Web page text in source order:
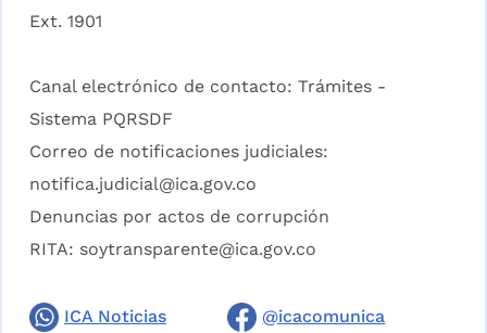
Ext. 1901
Canal electrónico de contacto: Trámites -
Sistema PQRSDF
Correo de notificaciones judiciales:
notifica.judicial@ica.gov.co
Denuncias por actos de corrupción
RITA: soytransparente@ica.gov.co
ICA Noticias @icacomunica